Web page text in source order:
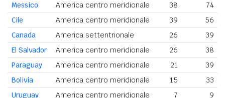
Messico
America centro meridionale 38
74
Cile
America centro meridionale 39
56
Canada
America settentrionale 26
39
El Salvador
America centro meridionale 26
38
Paraguay
America centro meridionale 21
39
Bolivia
America centro meridionale 15
33
Uruguay
America centro meridionale 7
9